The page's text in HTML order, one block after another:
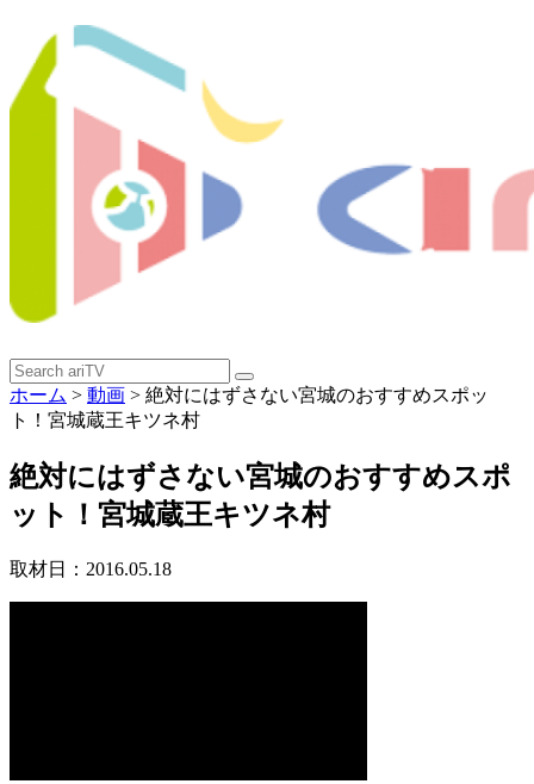
ホーム > 動画 > 絶対にはずさない宮城のおすすめスポッ
ト！宮城蔵王キツネ村
絶対にはずさない宮城のおすすめスポ
ット！宮城蔵王キツネ村
取材日：2016.05.18